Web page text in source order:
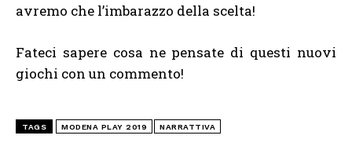
avremo che l’imbarazzo della scelta!
Fateci sapere cosa ne pensate di questi nuovi
giochi con un commento!
TAGS MODENA PLAY 2019 NARRATTIVA